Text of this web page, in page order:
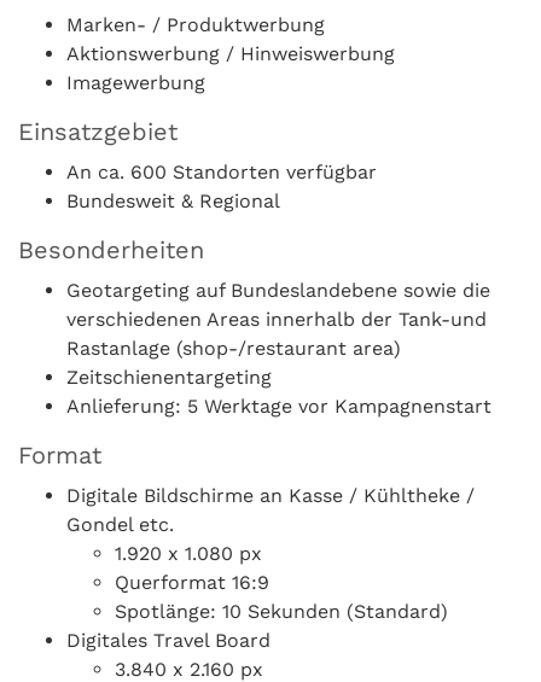
Marken- / Produktwerbung
Aktionswerbung / Hinweiswerbung
Imagewerbung
Einsatzgebiet
An ca. 600 Standorten verfügbar
Bundesweit & Regional
Besonderheiten
Geotargeting auf Bundeslandebene sowie die
verschiedenen Areas innerhalb der Tank-und
Rastanlage (shop-/restaurant area)
Zeitschienentargeting
Anlieferung: 5 Werktage vor Kampagnenstart
Format
Digitale Bildschirme an Kasse / Kühltheke /
Gondel etc.
1.920 x 1.080 px
Querformat 16:9
Spotlänge: 10 Sekunden (Standard)
Digitales Travel Board
3.840 x 2.160 px